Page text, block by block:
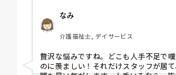
不満なのは16時までの勤務の職員が多
18時は2人です。17時夕食が提供され
早く食べてもらって18時までには全員
す。
なみ
介護福祉士, デイサービス
贅沢な悩みですね。どこも人手不足で
のに羨ましい！それだけスタッフが居